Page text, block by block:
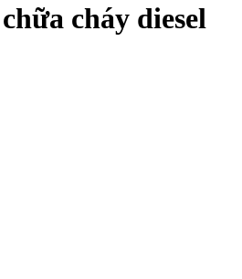
cháy diesel